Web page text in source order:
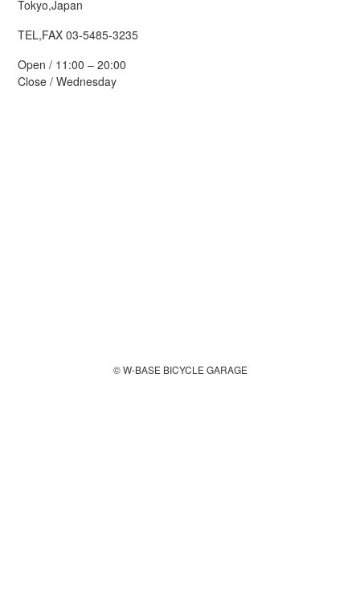
Tokyo,Japan
TEL,FAX 03-5485-3235
Open / 11:00 – 20:00
Close / Wednesday
© W-BASE BICYCLE GARAGE